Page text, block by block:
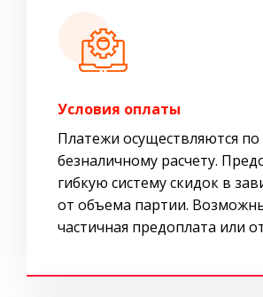
Условия оплаты
Платежи осуществляются по
безналичному расчету.
гибкую систему скидок в
от объема партии.
частичная предоплата или